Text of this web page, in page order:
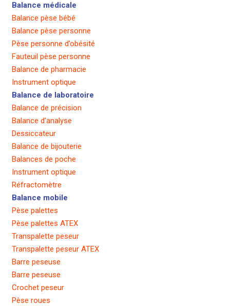
Balance médicale
Balance pèse bébé
Balance pèse personne
Pèse personne d’obésité
Fauteuil pèse personne
Balance de pharmacie
Instrument optique
Balance de laboratoire
Balance de précision
Balance d’analyse
Dessiccateur
Balance de bijouterie
Balances de poche
Instrument optique
Réfractomètre
Balance mobile
Pèse palettes
Pèse palettes ATEX
Transpalette peseur
Transpalette peseur ATEX
Barre peseuse
Barre peseuse
Crochet peseur
Pèse roues